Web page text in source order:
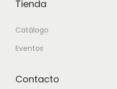
Tienda
Catálogo
Eventos
Contacto